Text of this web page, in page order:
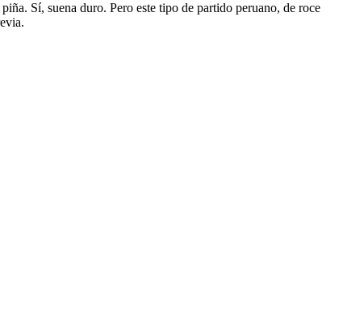
Sí, suena duro. Pero este tipo de partido peruano, de roce